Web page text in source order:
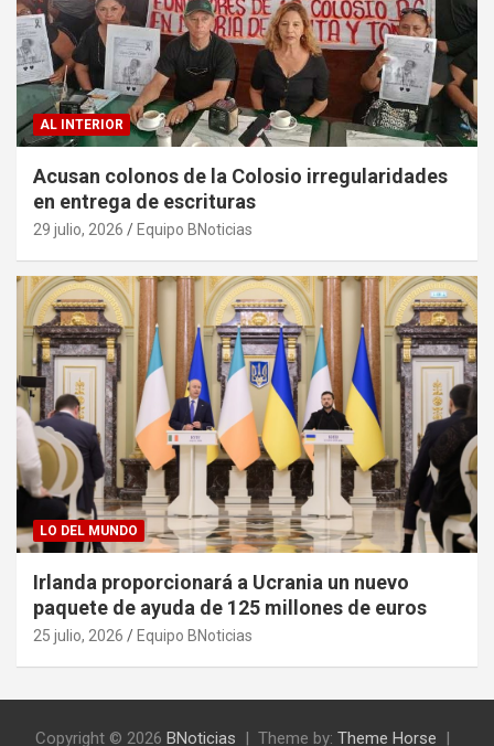
AL INTERIOR
Acusan colonos de la Colosio irregularidades
en entrega de escrituras
29 julio, 2026 Equipo BNoticias
LO DEL MUNDO
Irlanda proporcionará a Ucrania un nuevo
paquete de ayuda de 125 millones de euros
25 julio, 2026 Equipo BNoticias
Copyright © 2026 BNoticias Theme by: Theme Horse